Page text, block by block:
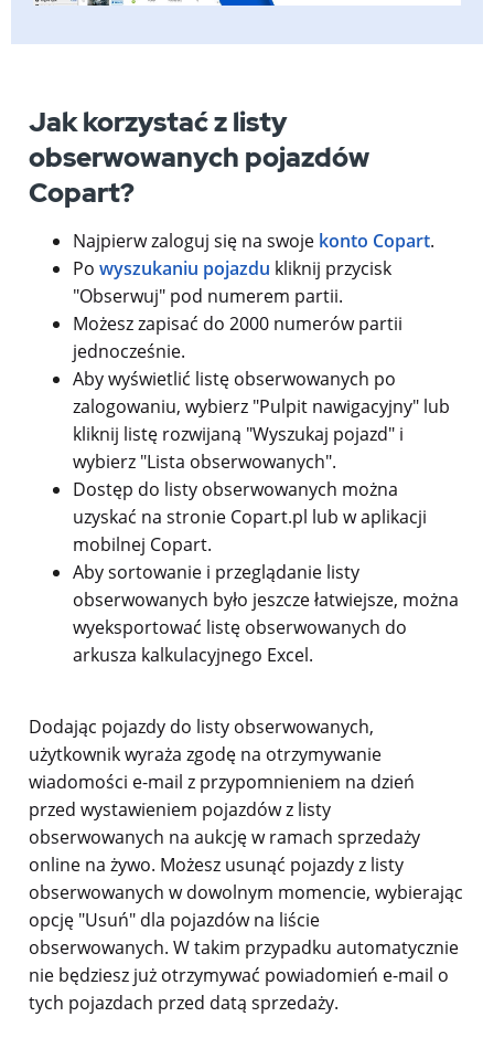
Jak korzystać z listy
obserwowanych pojazdów
Copart?
Najpierw zaloguj się na swoje konto Copart.
Powyszukaniu pojazdu kliknij przycisk
"Obserwuj" pod numerem partii.
Możesz zapisać do 2000 numerów partii
jednocześnie.
Aby wyświetlić listę obserwowanych po
zalogowaniu, wybierz "Pulpit nawigacyjny" lub
kliknij listę rozwijaną "Wyszukaj pojazd" i
wybierz "Lista obserwowanych".
Dostęp do listy obserwowanych można
uzyskać na stronie Copart.pl lub w aplikacji
mobilnej Copart.
Aby sortowanie i przeglądanie listy
obserwowanych było jeszcze łatwiejsze, można
wyeksportować listę obserwowanych do
arkusza kalkulacyjnego Excel.
Dodając pojazdy do listy obserwowanych,
użytkownik wyraża zgodę na otrzymywanie
wiadomości e-mail z przypomnieniem na dzień
przed wystawieniem pojazdów z listy
obserwowanych na aukcję w ramach sprzedaży
online na żywo. Możesz usunąć pojazdy z listy
obserwowanych w dowolnym momencie, wybierając
opcję "Usuń" dla pojazdów na liście
obserwowanych. W takim przypadku automatycznie
nie będziesz już otrzymywać powiadomień e-mail o
tych pojazdach przed datą sprzedaży.